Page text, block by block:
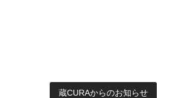
蔵CURAからのお知らせ